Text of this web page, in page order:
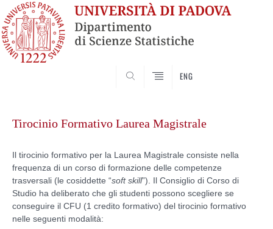
ENG
contentTirocinio Formativo Laurea Magistrale
Il tirocinio formativo per la Laurea Magistrale consiste nella
frequenza di un corso di formazione delle competenze
trasversali (le cosiddette “soft skill”). Il Consiglio di Corso di
Studio ha deliberato che gli studenti possono scegliere se
conseguire il CFU (1 credito formativo) del tirocinio formativo
nelle seguenti modalità: